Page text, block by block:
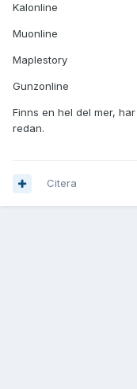
Kalonline
Muonline
Maplestory
Gunzonline
Finns en hel del mer,
redan.
Citera